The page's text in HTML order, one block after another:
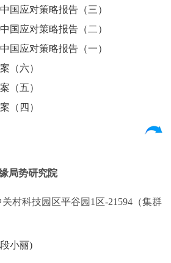
国应对策略报告（三）
国应对策略报告（二）
国应对策略报告（一）
（六）
（五）
（四）
局势研究院
村科技园区平谷园1区-21594（集群
小丽)